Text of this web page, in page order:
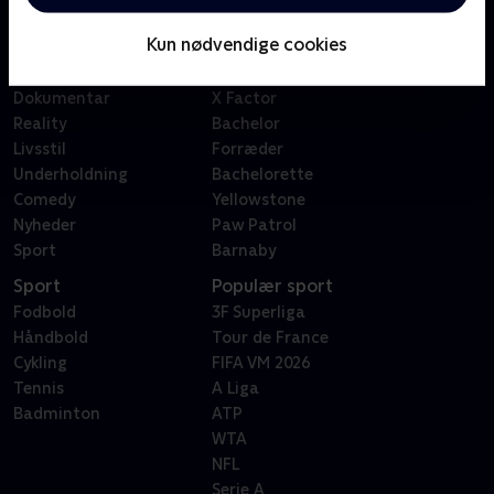
Kun nødvendige cookies
Dokumentar
Reality
Livsstil
Underholdning
Comedy
Nyheder
Sport
Badehotellet
X Factor
Bachelor
Forræder
Bachelorette
Yellowstone
Paw Patrol
Barnaby
Sport
Fodbold
Håndbold
Cykling
Tennis
Badminton
Populær sport
3F Superliga
Tour de France
FIFA VM 2026
A Liga
ATP
WTA
NFL
Serie A